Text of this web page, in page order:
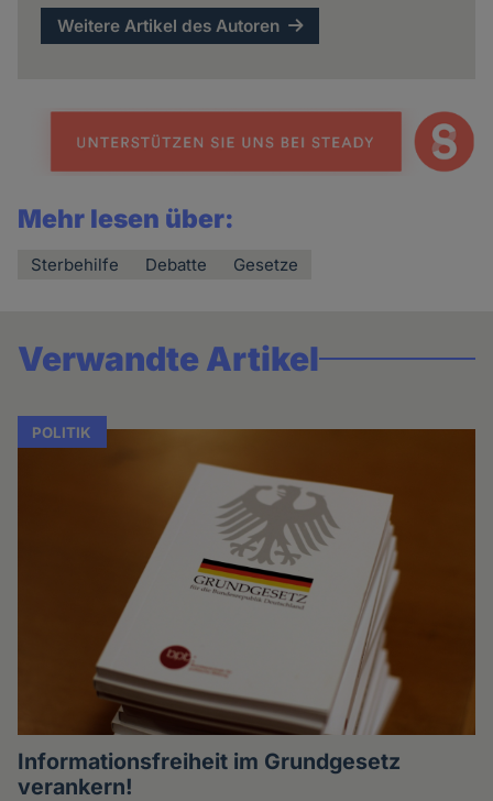
Weitere Artikel des Autoren
Mehr lesen über:
Sterbehilfe Debatte Gesetze
Verwandte Artikel
POLITIK
Informationsfreiheit im Grundgesetz
verankern!